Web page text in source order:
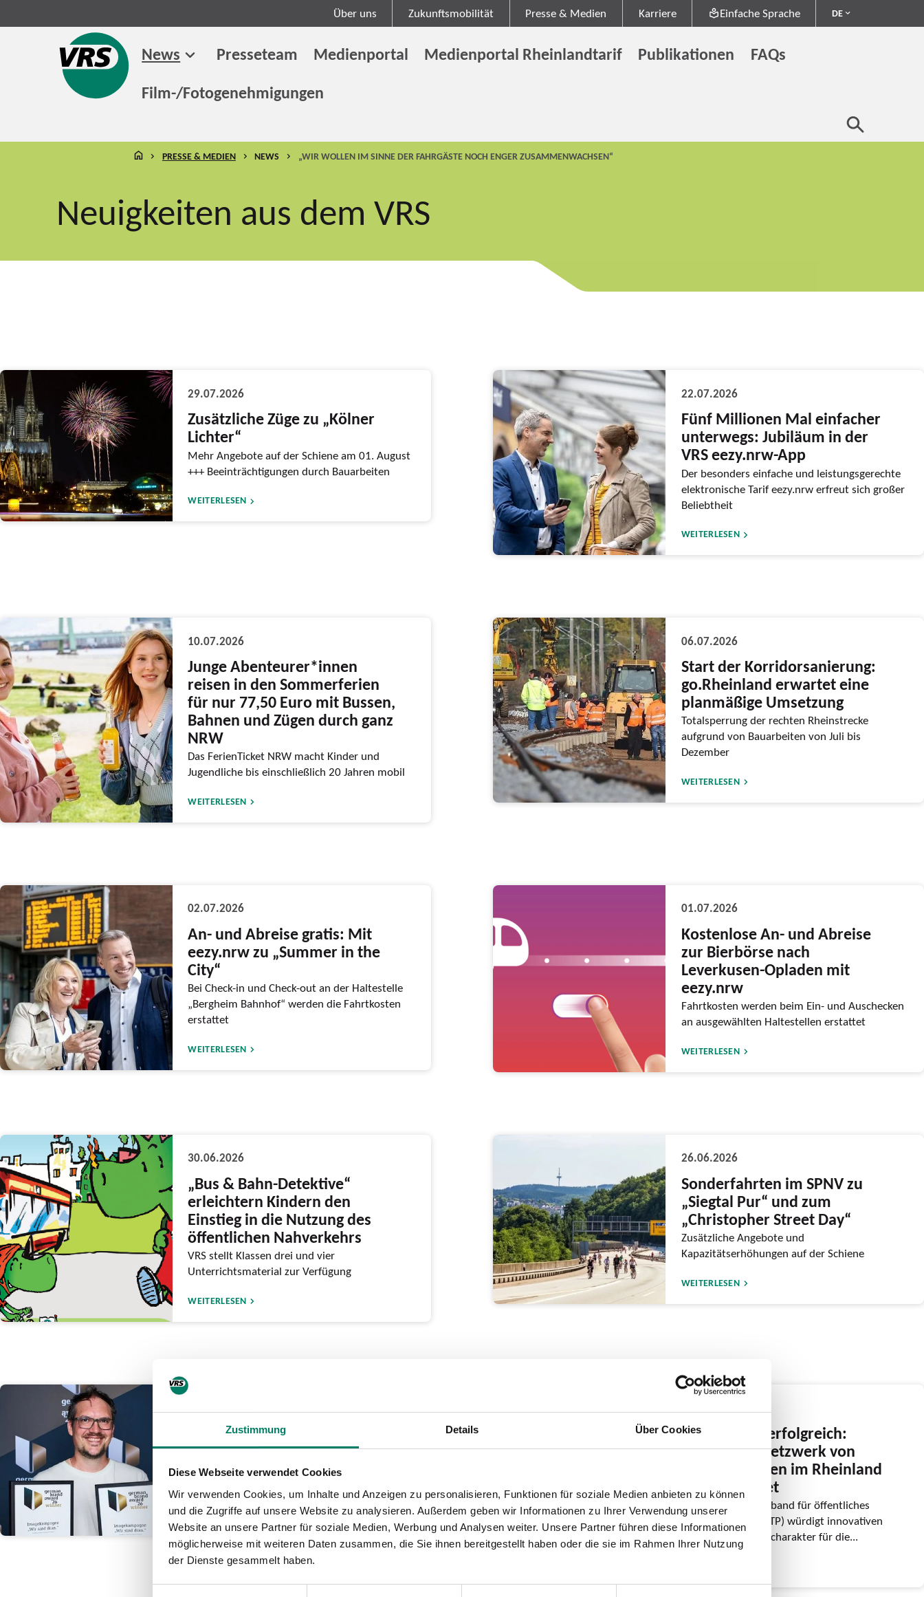
Zustimmung Details Über Cookies
Diese Webseite verwendet Cookies
Wir verwenden Cookies, um Inhalte und Anzeigen zu personalisieren, Funktionen für soziale Medien anbieten zu können
und die Zugriffe auf unsere Website zu analysieren. Außerdem geben wir Informationen zu Ihrer Verwendung unserer
Website an unsere Partner für soziale Medien, Werbung und Analysen weiter. Unsere Partner führen diese Informationen
möglicherweise mit weiteren Daten zusammen, die Sie ihnen bereitgestellt haben oder die sie im Rahmen Ihrer Nutzung
der Dienste gesammelt haben.
Über uns Zukunftsmobilität Presse & Medien Karriere Einfache Sprache DE
News Presseteam Medienportal Medienportal Rheinlandtarif Publikationen
FAQs
Film-/Fotogenehmigungen
STARTSEITE
PRESSE & MEDIEN NEWS „WIR WOLLEN IM SINNE DER FAHRGÄSTE NOCH ENGER ZUSAMMENWACHSEN“
Neuigkeiten aus dem VRS
29.07.2026
Zusätzliche Züge zu „Kölner
Lichter“
Mehr Angebote auf der Schiene am 01. August
+++ Beeinträchtigungen durch Bauarbeiten
WEITERLESEN
22.07.2026
Fünf Millionen Mal einfacher
unterwegs: Jubiläum in der
VRS eezy.nrw-App
Der besonders einfache und leistungsgerechte
elektronische Tarif eezy.nrw erfreut sich großer
Beliebtheit
WEITERLESEN
10.07.2026
Junge Abenteurer*innen
reisen in den Sommerferien
für nur 77,50 Euro mit Bussen,
Bahnen und Zügen durch ganz
NRW
Das FerienTicket NRW macht Kinder und
Jugendliche bis einschließlich 20 Jahren mobil
WEITERLESEN
06.07.2026
Start der Korridorsanierung:
go.Rheinland erwartet eine
planmäßige Umsetzung
Totalsperrung der rechten Rheinstrecke
aufgrund von Bauarbeiten von Juli bis
Dezember
WEITERLESEN
02.07.2026
An- und Abreise gratis: Mit
eezy.nrw zu „Summer in the
City“
Bei Check-in und Check-out an der Haltestelle
„Bergheim Bahnhof“ werden die Fahrtkosten
erstattet
WEITERLESEN
01.07.2026
Kostenlose An- und Abreise
zur Bierbörse nach
Leverkusen-Opladen mit
eezy.nrw
Fahrtkosten werden beim Ein- und Auschecken
an ausgewählten Haltestellen erstattet
WEITERLESEN
30.06.2026
„Bus & Bahn-Detektive“
erleichtern Kindern den
Einstieg in die Nutzung des
öffentlichen Nahverkehrs
VRS stellt Klassen drei und vier
Unterrichtsmaterial zur Verfügung
WEITERLESEN
26.06.2026
Sonderfahrten im SPNV zu
„Siegtal Pur“ und zum
„Christopher Street Day“
Zusätzliche Angebote und
Kapazitätserhöhungen auf der Schiene
WEITERLESEN
go.Rheinland gewinnt beim
German Brand Award
Auszeichnung für mutige Imagekampagne “Wir
WEITERLESEN
Gemeinsam erfolgreich:
Regionales Netzwerk von
Mobilstationen im Rheinland
ausgezeichnet
Internationaler Verband für öffentliches
Verkehrswesen (UITP) würdigt innovativen
Beitrag mit Modellcharakter für die...